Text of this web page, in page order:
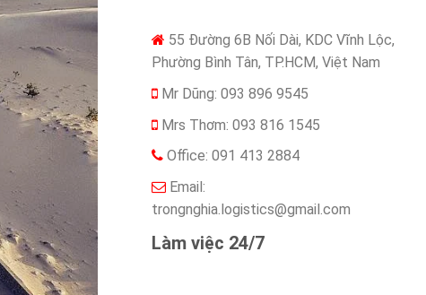
55 Đường 6B Nối Dài, KDC Vĩnh Lộc,
Phường Bình Tân, TP.HCM, Việt Nam
Mr Dũng: 093 896 9545
Mrs Thơm: 093 816 1545
Office: 091 413 2884
Email:
trongnghia.logistics@gmail.com
Làm việc 24/7